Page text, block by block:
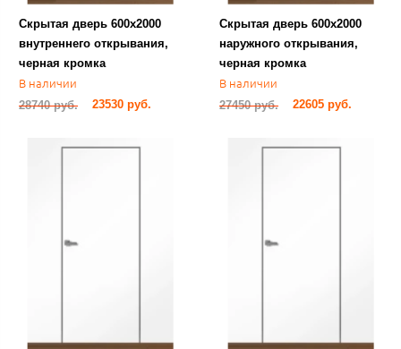
Скрытая дверь 600х2000
внутреннего открывания,
черная кромка
В наличии
28740 руб. 23530 руб.
Скрытая дверь 600х2000
наружного открывания,
черная кромка
В наличии
27450 руб. 22605 руб.